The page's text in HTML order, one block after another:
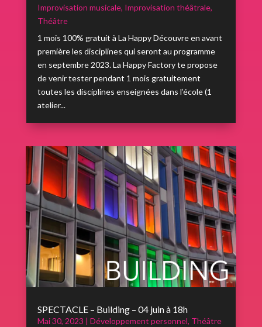
Improvisation musicale, Improvisation théâtrale,
Théâtre
1 mois 100% gratuit à La Happy Découvre en avant
première les disciplines qui seront au programme
en septembre 2023. La Happy Factory te propose
de venir tester pendant 1 mois gratuitement
toutes les disciplines enseignées dans l’école (1
atelier...
SPECTACLE – Building – 04 juin à 18h
Mai 30, 2023 | Développement personnel, Théâtre